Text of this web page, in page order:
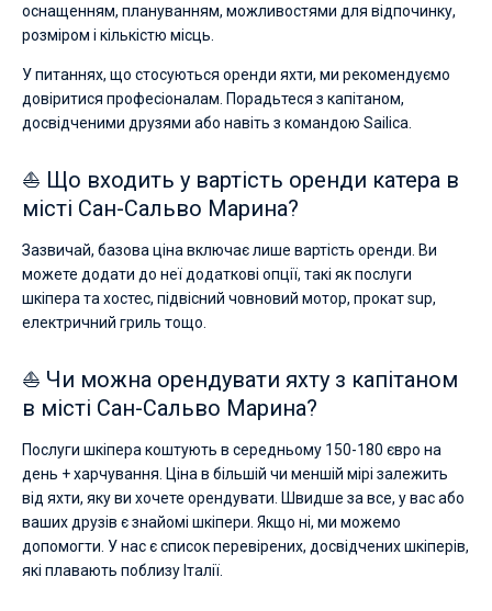
оснащенням, плануванням, можливостями для відпочинку,
розміром і кількістю місць.
У питаннях, що стосуються оренди яхти, ми рекомендуємо
довіритися професіоналам. Порадьтеся з капітаном,
досвідченими друзями або навіть з командою Sailica.
⛵ Що входить у вартість оренди катера в
місті Сан-Сальво Марина?
Зазвичай, базова ціна включає лише вартість оренди. Ви
можете додати до неї додаткові опції, такі як послуги
шкіпера та хостес, підвісний човновий мотор, прокат sup,
електричний гриль тощо.
⛵ Чи можна орендувати яхту з капітаном
в місті Сан-Сальво Марина?
Послуги шкіпера коштують в середньому 150-180 євро на
день + харчування. Ціна в більшій чи меншій мірі залежить
від яхти, яку ви хочете орендувати. Швидше за все, у вас або
ваших друзів є знайомі шкіпери. Якщо ні, ми можемо
допомогти. У нас є список перевірених, досвідчених шкіперів,
які плавають поблизу Італії.